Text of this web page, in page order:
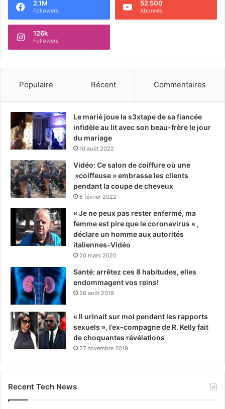
2.1M
Followers
52 500
Abonnés
126k
Followers
Populaire Récent Commentaires
Le marié joue la s3xtape de sa fiancée
infidèle au lit avec son beau-frère le jour
du mariage
10 août 2022
Vidéo: Ce salon de coiffure où une
»coiffeuse » embrasse les clients
pendant la coupe de cheveux
6 février 2022
« Je ne peux pas rester enfermé, ma
femme est pire que le coronavirus « ,
déclare un homme aux autorités
italiennes-Vidéo
20 mars 2020
Santé: arrêtez ces 8 habitudes, elles
endommagent vos reins!
26 août 2019
« Il urinait sur moi pendant les rapports
sexuels », l’ex-compagne de R. Kelly fait
de choquantes révélations
27 novembre 2019
Recent Tech News